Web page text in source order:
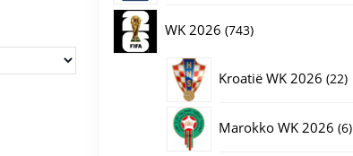
WK 2026 743743
Kroatië WK 2026 2222
Marokko WK 2026 66